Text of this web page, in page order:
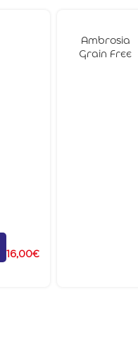
16,00€
Ambrosia
Grain Free